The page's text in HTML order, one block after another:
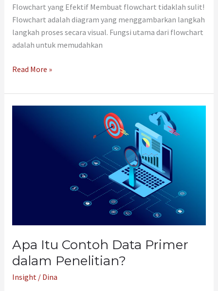
Flowchart yang Efektif Membuat flowchart tidaklah sulit!
Flowchart adalah diagram yang menggambarkan langkah
langkah proses secara visual. Fungsi utama dari flowchart
adalah untuk memudahkan
Read More »
Apa Itu Contoh Data Primer
dalam Penelitian?
Insight / Dina